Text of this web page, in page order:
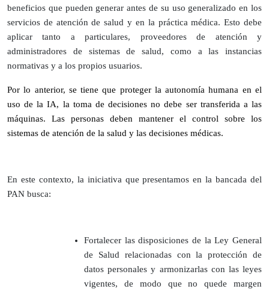
beneficios que pueden generar antes de su uso generalizado en los
servicios de atención de salud y en la práctica médica. Esto debe
aplicar tanto a particulares, proveedores de atención y
administradores de sistemas de salud, como a las instancias
normativas y a los propios usuarios.
Por lo anterior, se tiene que proteger la autonomía humana en el
uso de la IA, la toma de decisiones no debe ser transferida a las
máquinas. Las personas deben mantener el control sobre los
sistemas de atención de la salud y las decisiones médicas.
En este contexto, la iniciativa que presentamos en la bancada del
PAN busca:
Fortalecer las disposiciones de la Ley General
de Salud relacionadas con la protección de
datos personales y armonizarlas con las leyes
vigentes, de modo que no quede margen